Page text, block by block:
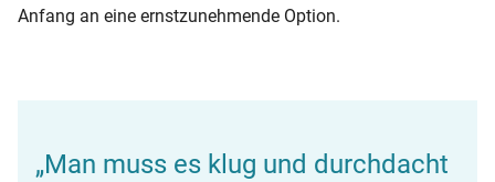
Anfang an eine ernstzunehmende Option.
„Man muss es klug und durchdacht